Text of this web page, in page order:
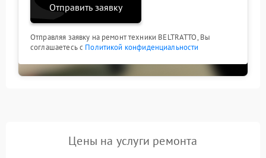
Отправить заявку
Отправляя заявку на ремонт техники BELTRATTO, Вы
соглашаетесь с Политикой конфиденциальности
Цены на услуги ремонта